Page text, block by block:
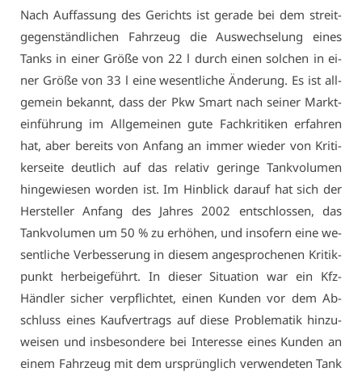
Nach Auf­fas­sung des Ge­richts ist ge­ra­de bei dem streit­
ge­gen­ständ­li­chen Fahr­zeug die Aus­wech­se­lung ei­nes
Tanks in ei­ner Grö­ße von 22 l durch ei­nen sol­chen in ei­
ner Grö­ße von 33 l ei­ne we­sent­li­che Än­de­rung. Es ist all­
ge­mein be­kannt, dass der Pkw Smart nach sei­ner Markt­
ein­füh­rung im All­ge­mei­nen gu­te Fach­kri­ti­ken er­fah­ren
hat, aber be­reits von An­fang an im­mer wie­der von Kri­ti­
ker­sei­te deut­lich auf das re­la­tiv ge­rin­ge Tank­vo­lu­men
hin­ge­wie­sen wor­den ist. Im Hin­blick dar­auf hat sich der
Her­stel­ler An­fang des Jah­res 2002 ent­schlos­sen, das
Tank­vo­lu­men um 50 % zu er­hö­hen, und in­so­fern ei­ne we­
sent­li­che Ver­bes­se­rung in die­sem an­ge­spro­che­nen Kri­tik­
punkt her­bei­ge­führt. In die­ser Si­tua­ti­on war ein Kfz-
Händ­ler si­cher ver­pflich­tet, ei­nen Kun­den vor dem Ab­
schluss ei­nes Kauf­ver­trags auf die­se Pro­ble­ma­tik hin­zu­
wei­sen und ins­be­son­de­re bei In­ter­es­se ei­nes Kun­den an
ei­nem Fahr­zeug mit dem ur­sprüng­lich ver­wen­de­ten Tank